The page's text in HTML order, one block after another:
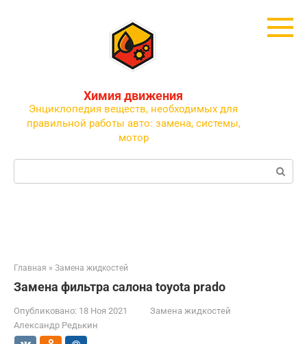
Химия движения
Энциклопедия веществ, необходимых для
правильной работы авто: замена, системы,
мотор
Поиск:
Главная » Замена жидкостей
Замена фильтра салона toyota prado
Опубликовано: 18 Ноя 2021
Замена жидкостей
Александр Редькин